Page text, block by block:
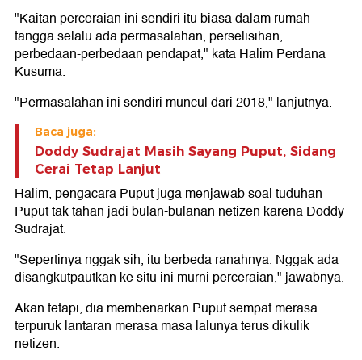
"Kaitan perceraian ini sendiri itu biasa dalam rumah
tangga selalu ada permasalahan, perselisihan,
perbedaan-perbedaan pendapat," kata Halim Perdana
Kusuma.
"Permasalahan ini sendiri muncul dari 2018," lanjutnya.
Baca juga:
Doddy Sudrajat Masih Sayang Puput, Sidang
Cerai Tetap Lanjut
Halim, pengacara Puput juga menjawab soal tuduhan
Puput tak tahan jadi bulan-bulanan netizen karena Doddy
Sudrajat.
"Sepertinya nggak sih, itu berbeda ranahnya. Nggak ada
disangkutpautkan ke situ ini murni perceraian," jawabnya.
Akan tetapi, dia membenarkan Puput sempat merasa
terpuruk lantaran merasa masa lalunya terus dikulik
netizen.